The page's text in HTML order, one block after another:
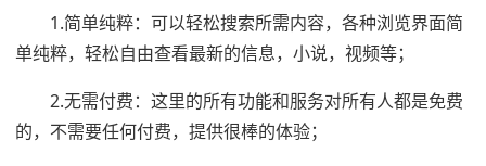
1.简单纯粹：可以轻松搜索所需内容，各种浏览界面简
单纯粹，轻松自由查看最新的信息，小说，视频等；
2.无需付费：这里的所有功能和服务对所有人都是免费
的，不需要任何付费，提供很棒的体验；